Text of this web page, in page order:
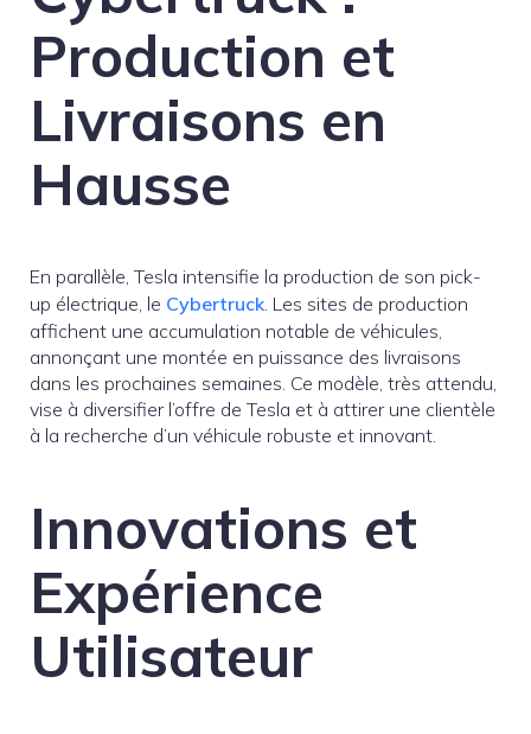
Production et
Livraisons en
Hausse
En parallèle, Tesla intensifie la production de son pick-
up électrique, le Cybertruck. Les sites de production
affichent une accumulation notable de véhicules,
annonçant une montée en puissance des livraisons
dans les prochaines semaines. Ce modèle, très attendu,
vise à diversifier l’offre de Tesla et à attirer une clientèle
à la recherche d’un véhicule robuste et innovant.
Innovations et
Expérience
Utilisateur